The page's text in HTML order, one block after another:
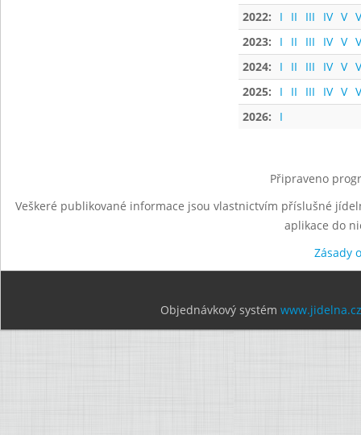
2022:
I II III IV V
2023:
I II III IV V
2024:
I II III IV V
2025:
I II III IV V
2026:
I
Připraveno
Veškeré publikované informace jsou vlastnictvím příslušné
aplikace do
Zásady
Objednávkový systém www.jidelna.cz